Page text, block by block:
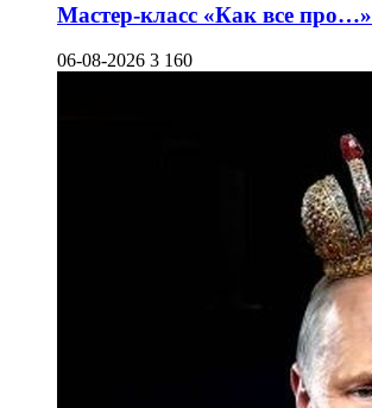
Мастер-класс «Как все про…»
06-08-2026 3 160